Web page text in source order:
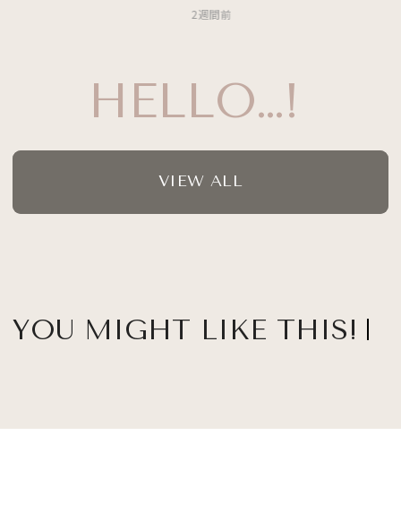
HELLO…!
2週間前
VIEW ALL
YOU MIGHT LIKE THIS!